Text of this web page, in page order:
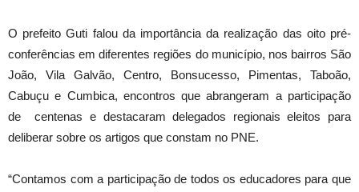
O prefeito Guti falou da importância da realização das oito pré-
conferências em diferentes regiões do município, nos bairros São
João, Vila Galvão, Centro, Bonsucesso, Pimentas, Taboão,
Cabuçu e Cumbica, encontros que abrangeram a participação
de centenas e destacaram delegados regionais eleitos para
deliberar sobre os artigos que constam no PNE.
“Contamos com a participação de todos os educadores para que